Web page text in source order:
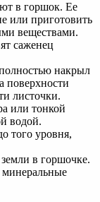
в горшок. Ее
или приготовить
веществами.
саженец
накрыл
поверхности
листочки.
или тонкой
водой.
того уровня,
в горшочке.